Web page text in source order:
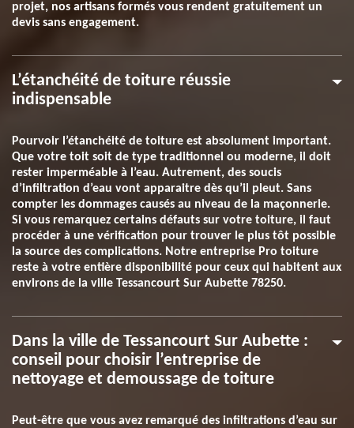
projet, nos artisans formés vous rendent gratuitement un
devis sans engagement.
L’étanchéité de toiture réussie
indispensable
Pourvoir l’étanchéité de toiture est absolument important.
Que votre toit soit de type traditionnel ou moderne, il doit
rester imperméable à l’eau. Autrement, des soucis
d’infiltration d’eau vont apparaitre dès qu’il pleut. Sans
compter les dommages causés au niveau de la maçonnerie.
Si vous remarquez certains défauts sur votre toiture, il faut
procéder à une vérification pour trouver le plus tôt possible
la source des complications. Notre entreprise Pro toiture
reste à votre entière disponibilité pour ceux qui habitent aux
environs de la ville Tessancourt Sur Aubette 78250.
Dans la ville de Tessancourt Sur Aubette :
conseil pour choisir l’entreprise de
nettoyage et demoussage de toiture
Peut-être que vous avez remarqué des infiltrations d’eau sur